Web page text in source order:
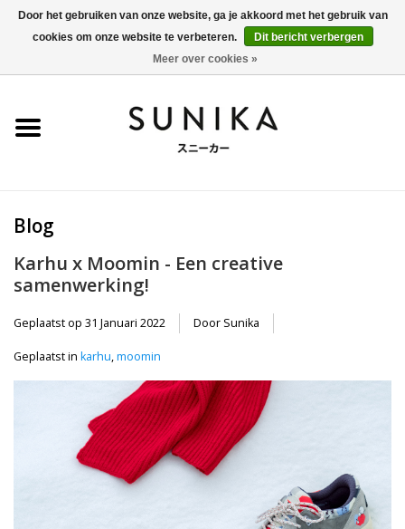
0 Artikelen - €0,00
SALE
Dames
Heren
Blog
Karhu x Moomin - Een creative
samenwerking!
Geplaatst op 31 Januari 2022 Door Sunika
Geplaatst in karhu,moomin
Door het gebruiken van onze website, ga je akkoord met het gebruik van
cookies om onze website te verbeteren.
Dit bericht verbergen
Meer over cookies »